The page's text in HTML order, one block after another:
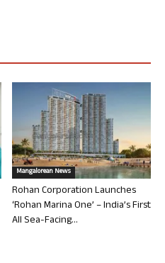
Mangalorean News
Rohan Corporation Launches
‘Rohan Marina One’ – India’s First
All Sea-Facing...